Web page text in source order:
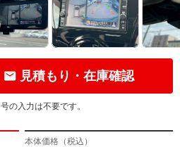
見積もり・在庫確認
の入力は不要です。
本体価格（税込）